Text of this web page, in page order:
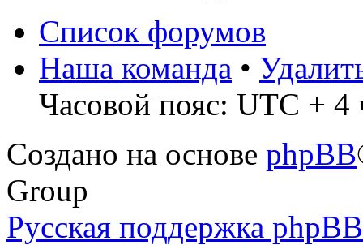
Список форумов
Наша команда •
Часовой пояс: UTC + 4
Создано на основе phpBB
Group
Русская поддержка phpBB